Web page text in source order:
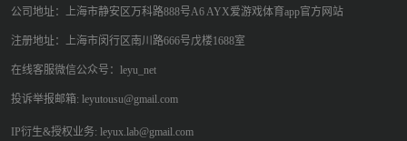
公司地址：上海市静安区万科路888号A6 AYX爱游戏体育app官方网站
注册地址：上海市闵行区南川路666号戊楼1688室
在线客服微信公众号：leyu_net
投诉举报邮箱: leyutousu@gmail.com
IP衍生&授权业务: leyux.lab@gmail.com